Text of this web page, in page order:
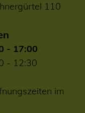
110
- 17:00
12:30
im